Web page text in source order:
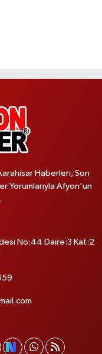
Haberleri, Son
Yorumlarıyla Afyon'un
No:44 Daire:3 Kat:2